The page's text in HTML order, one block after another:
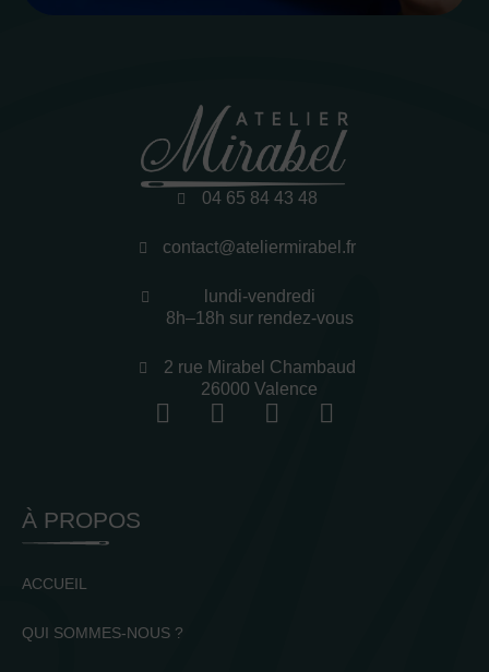
04 65 84 43 48
contact@ateliermirabel.fr
lundi-vendredi
8h–18h sur rendez-vous
2 rue Mirabel Chambaud
26000 Valence
À PROPOS
ACCUEIL
QUI SOMMES-NOUS ?